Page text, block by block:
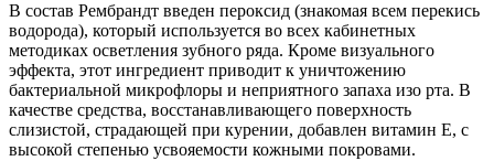
В состав Рембрандт введен пероксид (знакомая всем перекись
водорода), который используется во всех кабинетных
методиках осветления зубного ряда. Кроме визуального
эффекта, этот ингредиент приводит к уничтожению
бактериальной микрофлоры и неприятного запаха изо рта. В
качестве средства, восстанавливающего поверхность
слизистой, страдающей при курении, добавлен витамин Е, с
высокой степенью усвояемости кожными покровами.